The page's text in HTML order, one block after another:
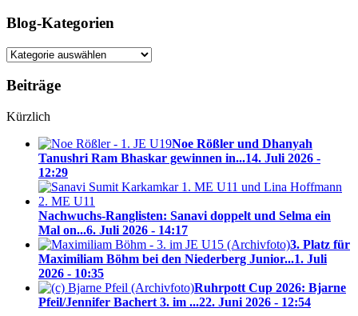
Blog-Kategorien
Blog-
Beiträge
Kürzlich
Noe Rößler und Dhanyah
Tanushri Ram Bhaskar gewinnen in...14. Juli 2026 -
12:29
Nachwuchs-Ranglisten: Sanavi doppelt und Selma ein
Mal on...6. Juli 2026 - 14:17
3. Platz für
Maximiliam Böhm bei den Niederberg Junior...1. Juli
2026 - 10:35
Ruhrpott Cup 2026: Bjarne
Pfeil/Jennifer Bachert 3. im ...22. Juni 2026 - 12:54